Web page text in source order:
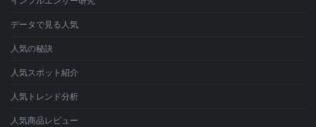
データで見る人気
人気の秘訣
人気スポット紹介
人気トレンド分析
人気商品レビュー